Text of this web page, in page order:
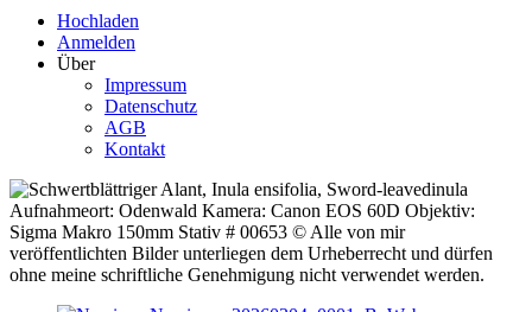
Hochladen
Anmelden
Über
Impressum
Datenschutz
AGB
Kontakt